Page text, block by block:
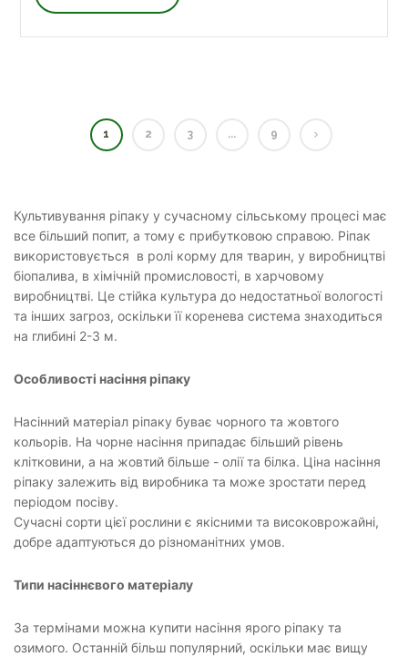
1 2 3 ... 9
Культивування ріпаку у сучасному сільському процесі має
все більший попит, а тому є прибутковою справою. Ріпак
використовується в ролі корму для тварин, у виробництві
біопалива, в хімічній промисловості, в харчовому
виробництві. Це стійка культура до недостатньої вологості
та інших загроз, оскільки її коренева система знаходиться
на глибині 2-3 м.
Особливості насіння ріпаку
Насінний матеріал ріпаку буває чорного та жовтого
кольорів. На чорне насіння припадає більший рівень
клітковини, а на жовтий більше - олії та білка. Ціна насіння
ріпаку залежить від виробника та може зростати перед
періодом посіву.
Сучасні сорти цієї рослини є якісними та високоврожайні,
добре адаптуються до різноманітних умов.
Типи насіннєвого матеріалу
За термінами можна купити насіння ярого ріпаку та
озимого. Останній більш популярний, оскільки має вищу